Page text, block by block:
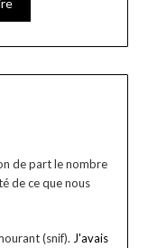
de part le nombre
de ce que nous
(snif). J'avais